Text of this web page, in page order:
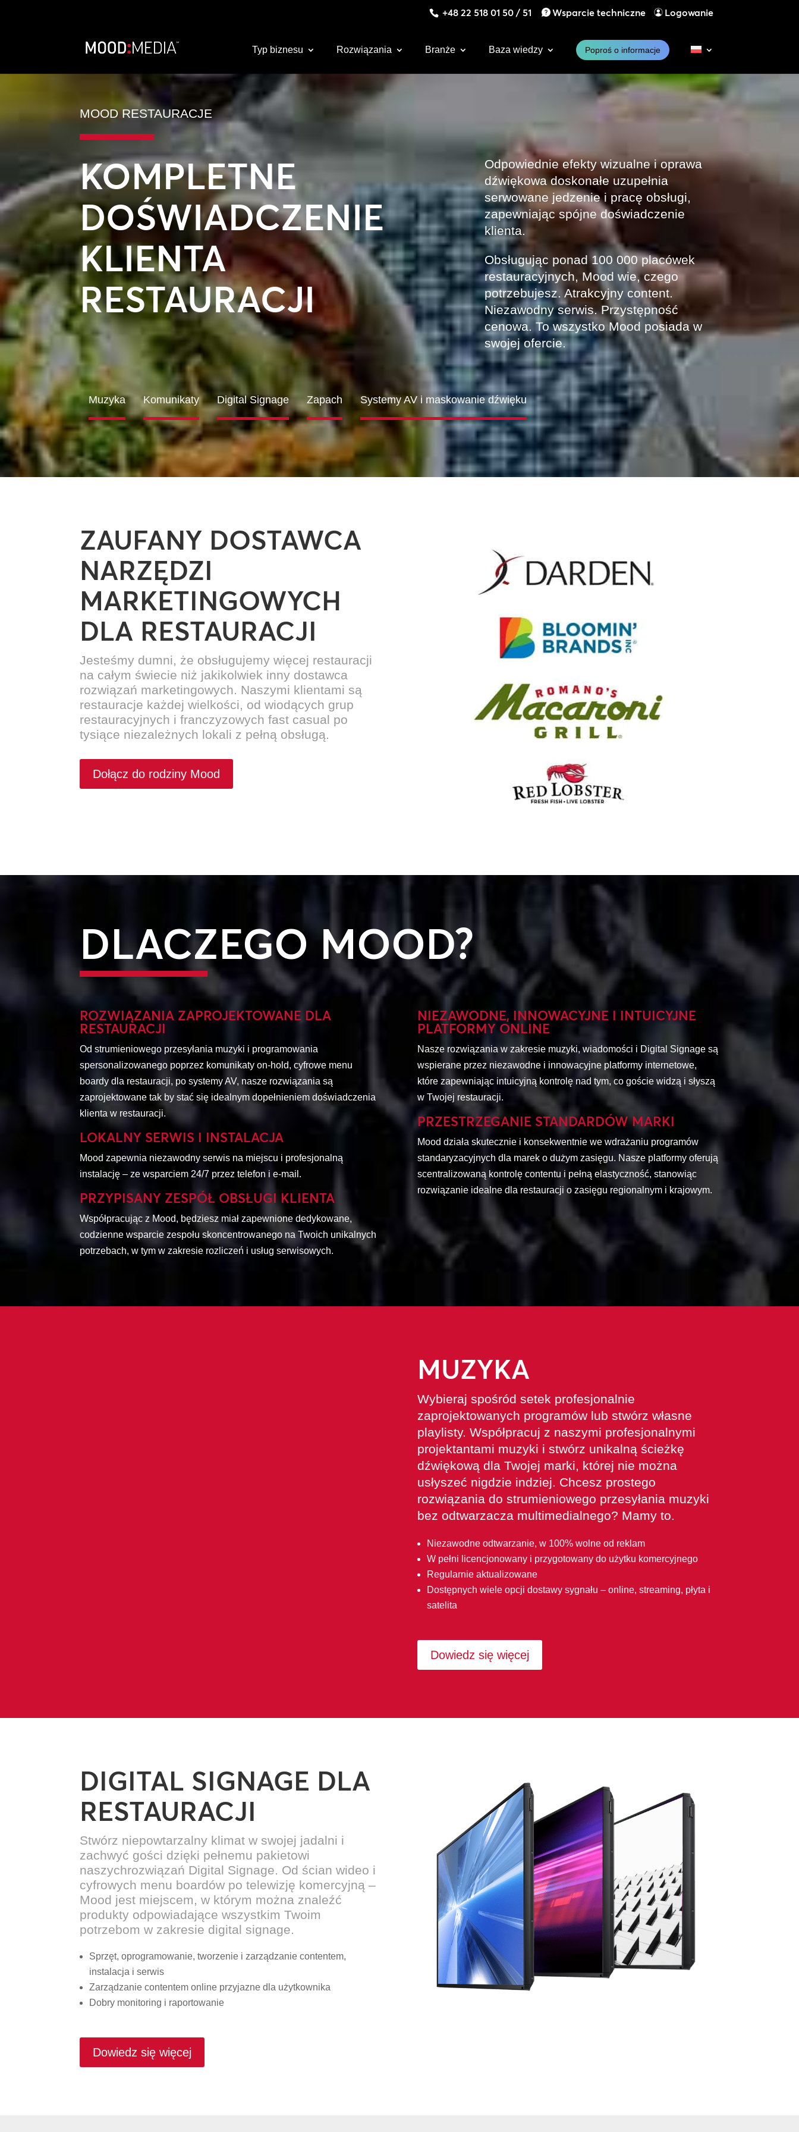
+48 22 518 01 50 / 51 Wsparcie techniczne Logowanie
Typ biznesu Rozwiązania Branże Baza wiedzy Poproś o informacje
MOOD:RESTAURACJE
KOMPLETNE
DOŚWIADCZENIE
KLIENTA
RESTAURACJI
Odpowiednie efekty wizualne i oprawa
dźwiękowa doskonałe uzupełnia
serwowane jedzenie i pracę obsługi,
zapewniając spójne doświadczenie
klienta.
Obsługując ponad 100 000 placówek
restauracyjnych, Mood wie, czego
potrzebujesz. Atrakcyjny content.
Niezawodny serwis. Przystępność
cenowa. To wszystko Mood posiada w
swojej ofercie.
Muzyka Komunikaty Digital Signage Zapach Systemy AV i maskowanie dźwięku
ZAUFANY DOSTAWCA
NARZĘDZI
MARKETINGOWYCH
DLA RESTAURACJI
Jesteśmy dumni, że obsługujemy więcej restauracji
na całym świecie niż jakikolwiek inny dostawca
rozwiązań marketingowych. Naszymi klientami są
restauracje każdej wielkości, od wiodących grup
restauracyjnych i franczyzowych fast casual po
tysiące niezależnych lokali z pełną obsługą.
Dołącz do rodziny Mood
DLACZEGO MOOD?
ROZWIĄZANIA ZAPROJEKTOWANE DLA
RESTAURACJI
Od strumieniowego przesyłania muzyki i programowania
spersonalizowanego poprzez komunikaty on-hold, cyfrowe menu
boardy dla restauracji, po systemy AV, nasze rozwiązania są
zaprojektowane tak by stać się idealnym dopełnieniem doświadczenia
klienta w restauracji.
LOKALNY SERWIS I INSTALACJA
Mood zapewnia niezawodny serwis na miejscu i profesjonalną
instalację – ze wsparciem 24/7 przez telefon i e-mail.
PRZYPISANY ZESPÓŁ OBSŁUGI KLIENTA
Współpracując z Mood, będziesz miał zapewnione dedykowane,
codzienne wsparcie zespołu skoncentrowanego na Twoich unikalnych
potrzebach, w tym w zakresie rozliczeń i usług serwisowych.
NIEZAWODNE, INNOWACYJNE I INTUICYJNE
PLATFORMY ONLINE
Nasze rozwiązania w zakresie muzyki, wiadomości i Digital Signage są
wspierane przez niezawodne i innowacyjne platformy internetowe,
które zapewniając intuicyjną kontrolę nad tym, co goście widzą i słyszą
w Twojej restauracji.
PRZESTRZEGANIE STANDARDÓW MARKI
Mood działa skutecznie i konsekwentnie we wdrażaniu programów
standaryzacyjnych dla marek o dużym zasięgu. Nasze platformy oferują
scentralizowaną kontrolę contentu i pełną elastyczność, stanowiąc
rozwiązanie idealne dla restauracji o zasięgu regionalnym i krajowym.
MUZYKA
Wybieraj spośród setek profesjonalnie
zaprojektowanych programów lub stwórz własne
playlisty. Współpracuj z naszymi profesjonalnymi
projektantami muzyki i stwórz unikalną ścieżkę
dźwiękową dla Twojej marki, której nie można
usłyszeć nigdzie indziej. Chcesz prostego
rozwiązania do strumieniowego przesyłania muzyki
bez odtwarzacza multimedialnego? Mamy to.
Niezawodne odtwarzanie, w 100% wolne od reklam
W pełni licencjonowany i przygotowany do użytku komercyjnego
Regularnie aktualizowane
Dostępnych wiele opcji dostawy sygnału – online, streaming, płyta i
satelita
Dowiedz się więcej
DIGITAL SIGNAGE DLA
RESTAURACJI
Stwórz niepowtarzalny klimat w swojej jadalni i
zachwyć gości dzięki pełnemu pakietowi
naszychrozwiązań Digital Signage. Od ścian wideo i
cyfrowych menu boardów po telewizję komercyjną –
Mood jest miejscem, w którym można znaleźć
produkty odpowiadające wszystkim Twoim
potrzebom w zakresie digital signage.
Sprzęt, oprogramowanie, tworzenie i zarządzanie contentem,
instalacja i serwis
Zarządzanie contentem online przyjazne dla użytkownika
Dobry monitoring i raportowanie
Dowiedz się więcej